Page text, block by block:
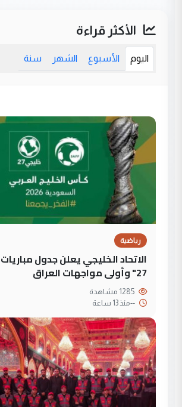
الأكثر قراءة
اليوم الأسبوع الشهر سنة
رياضية
الاتحاد الخليجي يعلن جدول
27" وأولى مواجهات العراق
--منذ 13 ساعة